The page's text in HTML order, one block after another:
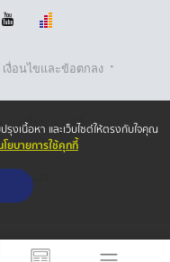
เงื่อนไขและข้อตกลง ·
· นโยบายคุกกี้ ·
Co.,Ltd.
รุงเนื้อหา และเว็บไซต์ให้ตรงกับใจคุณ
โยบายการใช้คุกกี้